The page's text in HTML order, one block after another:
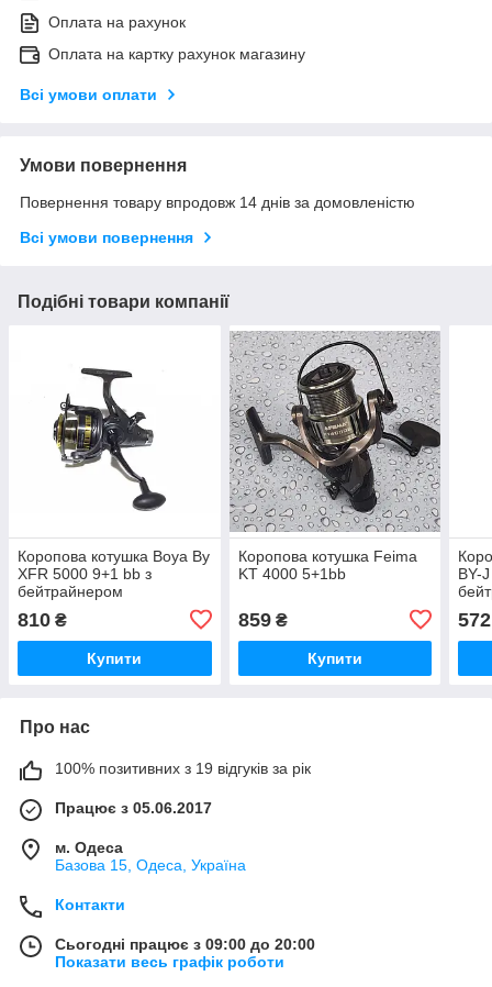
Оплата на рахунок
Оплата на картку рахунок магазину
Всі умови оплати
Умови повернення
Повернення товару впродовж 14 днів за домовленістю
Всі умови повернення
Подібні товари компанії
Коропова котушка Boya By
XFR 5000 9+1 bb з
бейтрайнером
810 ₴
Купити
Коропова котушка Feima
KT 4000 5+1bb
859₴
Купити
BY-
572
Про нас
100% позитивних з 19 відгуків за рік
Працює з 05.06.2017
м. Одеса
Базова 15, Одеса, Україна
Контакти
Сьогодні працює з 09:00 до 20:00
Показати весь графік роботи